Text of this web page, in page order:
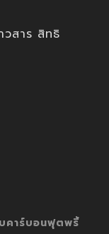
สาร สิทธิ
บคาร์บอนฟุตพริ้